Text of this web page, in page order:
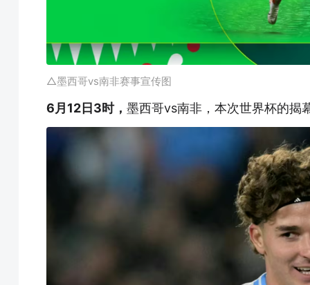
△墨西哥vs南非赛事宣传图
6月12日3时， 墨西哥vs南非，本次世界杯的揭